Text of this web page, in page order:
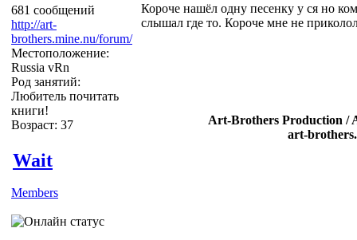
681 сообщений
http://art-
brothers.mine.nu/forum/
Местоположение:
Russia vRn
Род занятий:
Любитель почитать
книги!
Возраст: 37
Короче нашёл одну песенку у ся но
слышал где то. Короче мне не
Art-Brothers Production /
art-
Wait
Members